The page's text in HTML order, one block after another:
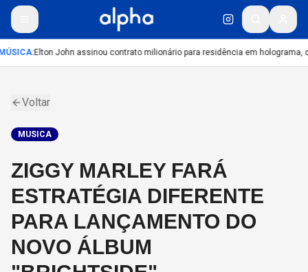
:Elton John assinou contrato milionário para residência em holograma,
Voltar
MUSICA
ZIGGY MARLEY FARÁ
ESTRATÉGIA DIFERENTE
PARA LANÇAMENTO DO
NOVO ÁLBUM